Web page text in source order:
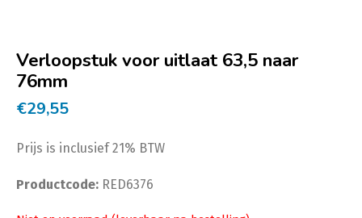
Verloopstuk voor uitlaat 63,5 naar
76mm
€29,55
Prijs is inclusief 21% BTW
Productcode: RED6376